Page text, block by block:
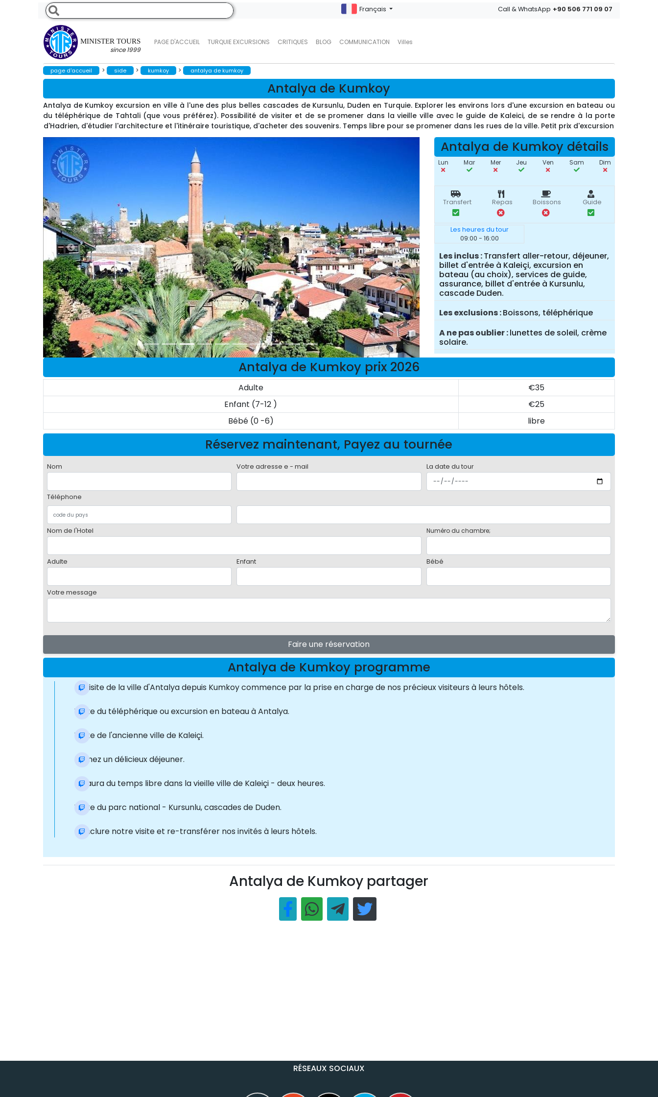
MINISTER TOURS
since 1999
PAGE D'ACCUEIL TURQUIE EXCURSIONS CRITIQUES BLOG COMMUNICATION Villes
Français Call & WhatsApp +90 506 771 09 07
page d'accueil > side > kumkoy > antalya de kumkoy
Antalya de Kumkoy
Antalya de Kumkoy excursion en ville à l'une des plus belles cascades de Kursunlu, Duden en Turquie. Explorer les environs lors d'une excursion en bateau ou
du téléphérique de Tahtali (que vous préférez). Possibilité de visiter et de se promener dans la vieille ville avec le guide de Kaleici, de se rendre à la porte
d'Hadrien, d'étudier l'architecture et l'itinéraire touristique, d'acheter des souvenirs. Temps libre pour se promener dans les rues de la ville. Petit prix d'excursion
Antalya de Kumkoy détails
Lun Mar Mer Jeu Ven Sam Dim
Transfert Repas Boissons Guide
Les heures du tour
09:00 - 16:00
Les inclus Transfert aller-retour, déjeuner,
billet d'entrée à Kaleiçi, excursion en
bateau (au choix), services de guide,
assurance, billet d'entrée à Kursunlu,
cascade Duden.
Les exclusions Boissons, téléphérique
A ne pas oublier lunettes de soleil, crème
solaire.
Antalya de Kumkoy prix 2026
Adulte
€35
Enfant (7-12 )
€25
Bébé (0 -6)
libre
Réservez maintenant, Payez au tournée
Nom Votre adresse e - mail La date du tour
Téléphone
Nom de l'Hotel Numéro du chambre;
Adulte Enfant Bébé
Votre message
Faire une réservation
Antalya de Kumkoy programme
La visite de la ville d'Antalya depuis Kumkoy commence par la prise en charge de nos précieux visiteurs à leurs hôtels.
Visite du téléphérique ou excursion en bateau à Antalya.
Visite de l'ancienne ville de Kaleiçi.
Prenez un délicieux déjeuner.
Il y aura du temps libre dans la vieille ville de Kaleiçi - deux heures.
Visite du parc national - Kursunlu, cascades de Duden.
Conclure notre visite et re-transférer nos invités à leurs hôtels.
Antalya de Kumkoy partager
RÉSEAUX SOCIAUX